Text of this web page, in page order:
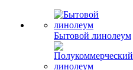
Бытовой линолеум